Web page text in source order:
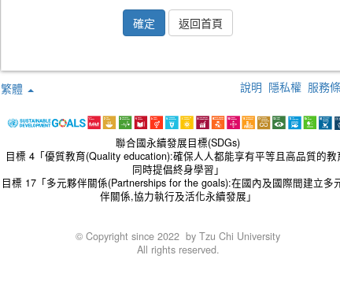
確定 返回首頁
繁體 說明 隱私權 服務
聯合國永續發展目標(SDGs)
目標 4「優質教育(Quality education):確保人人都能享有平等且高品質的教
同時提倡終身學習」
目標 17「多元夥伴關係(Partnerships for the goals):在國內及國際間建立多
伴關係,協力執行及活化永續發展」
© Copyright since 2022 by Tzu Chi University
All rights reserved.